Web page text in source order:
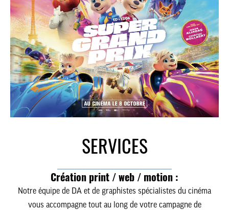
SERVICES
Création print / web / motion :
Notre équipe de DA et de graphistes spécialistes du cinéma
vous accompagne tout au long de votre campagne de